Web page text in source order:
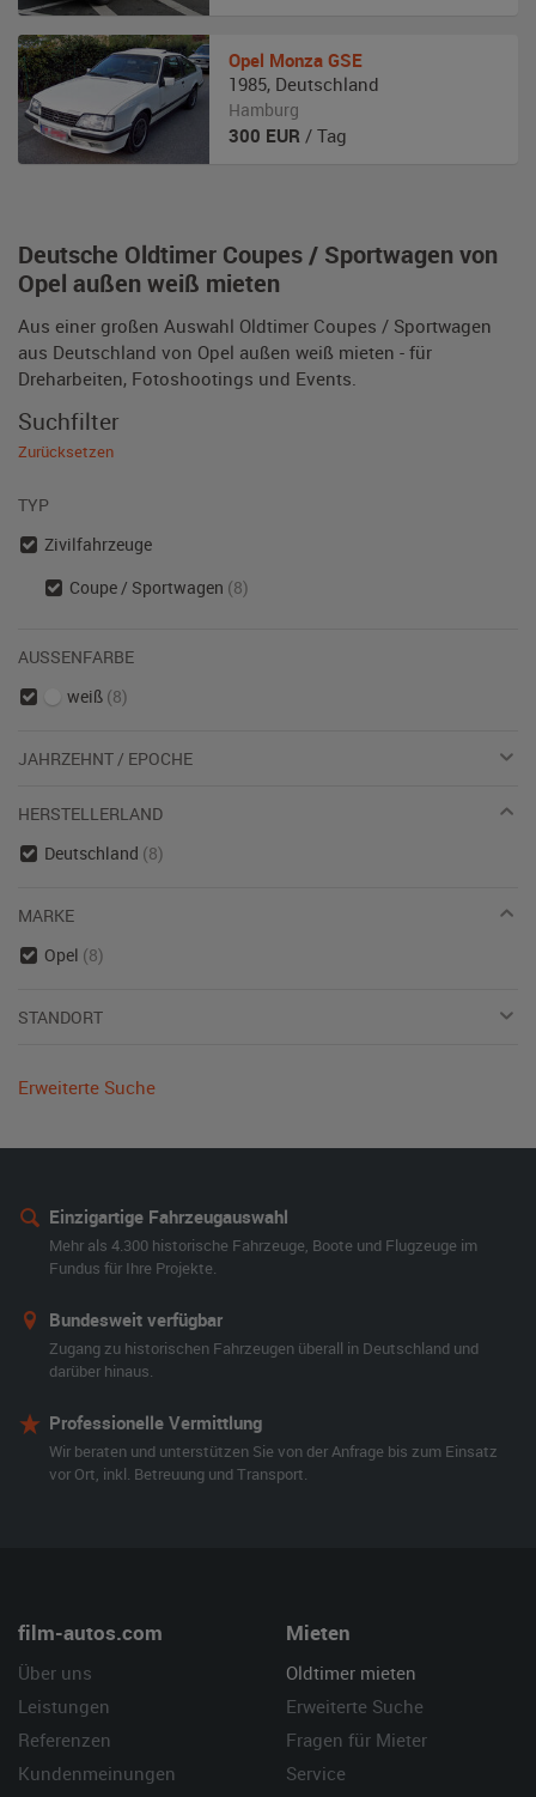
Deutsche Oldtimer Coupes / Sportwagen von
Opel außen weiß mieten
Aus einer großen Auswahl Oldtimer Coupes / Sportwagen
aus Deutschland von Opel außen weiß mieten - für
Dreharbeiten, Fotoshootings und Events.
Opel Monza GSE
1985, Deutschland
Hamburg
300 EUR / Tag
Suchfilter
Zurücksetzen
TYP
Zivilfahrzeuge
Coupe / Sportwagen (8)
AUSSENFARBE
weiß (8)
JAHRZEHNT / EPOCHE
HERSTELLERLAND
Deutschland (8)
MARKE
Opel (8)
STANDORT
Erweiterte Suche
Einzigartige Fahrzeugauswahl
Mehr als 4.300 historische Fahrzeuge, Boote und Flugzeuge im
Fundus für Ihre Projekte.
Bundesweit verfügbar
Zugang zu historischen Fahrzeugen überall in Deutschland und
darüber hinaus.
Professionelle Vermittlung
Wir beraten und unterstützen Sie von der Anfrage bis zum Einsatz
vor Ort, inkl. Betreuung und Transport.
film-autos.com
Über uns
Leistungen
Referenzen
Kundenmeinungen
Mieten
Oldtimer mieten
Erweiterte Suche
Fragen für Mieter
Service